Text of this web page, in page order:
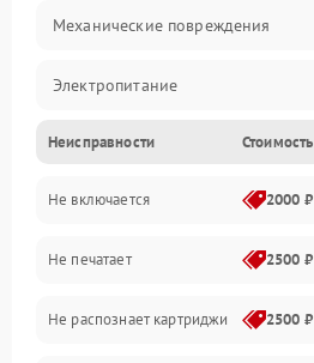
Механические повреждения
Электропитание
Работа системы
Механика
Оптика
Программное обеспечение
Неисправности Стоимость
Не включается 2000 ₽
Не печатает 2500 ₽
Не распознает картриджи 2500 ₽